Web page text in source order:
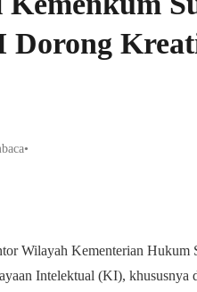
Dorong
•
Wilayah Kementerian Hukum
Intelektual (KI), khususnya